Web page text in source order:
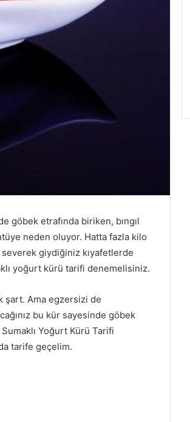
göbek etrafında biriken, bıngıl
neden oluyor. Hatta fazla kilo
giydiğiniz kıyafetlerde
yoğurt kürü tarifi denemelisiniz.
şart. Ama egzersizi de
bu kür sayesinde göbek
Yoğurt Kürü Tarifi
tarife geçelim.